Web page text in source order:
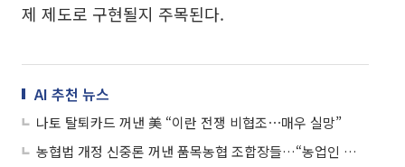
제 제도로 구현될지 주목된다.
AI 추천 뉴스
나토 탈퇴카드 꺼낸 美 “이란 전쟁 비협조⋯매우 실망”
농협법 개정 신중론 꺼낸 품목농협 조합장들…“농업인 의견수렴 먼저”